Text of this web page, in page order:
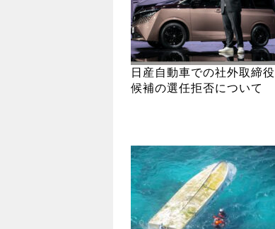
日産自動車での社外取締役
候補の選任拒否について